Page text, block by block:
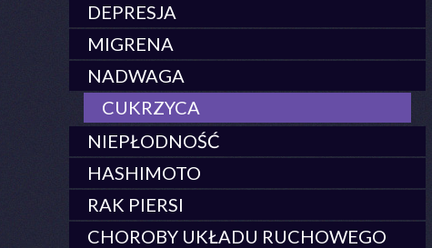
DEPRESJA
MIGRENA
NADWAGA
CUKRZYCA
NIEPŁODNOŚĆ
HASHIMOTO
RAK PIERSI
CHOROBY UKŁADU RUCHOWEGO